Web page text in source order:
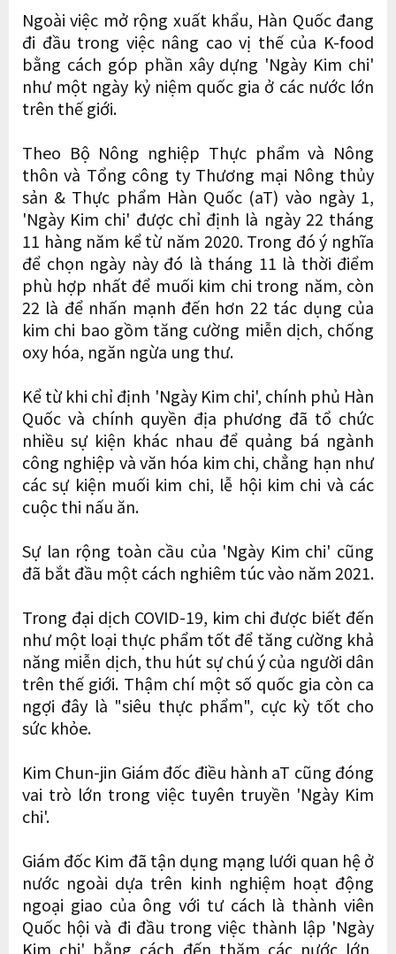
Ngoài việc mở rộng xuất khẩu, Hàn Quốc đang
đi đầu trong việc nâng cao vị thế của K-food
bằng cách góp phần xây dựng 'Ngày Kim chi'
như một ngày kỷ niệm quốc gia ở các nước lớn
trên thế giới.
Theo Bộ Nông nghiệp Thực phẩm và Nông
thôn và Tổng công ty Thương mại Nông thủy
sản & Thực phẩm Hàn Quốc (aT) vào ngày 1,
'Ngày Kim chi' được chỉ định là ngày 22 tháng
11 hàng năm kể từ năm 2020. Trong đó ý nghĩa
để chọn ngày này đó là tháng 11 là thời điểm
phù hợp nhất để muối kim chi trong năm, còn
22 là để nhấn mạnh đến hơn 22 tác dụng của
kim chi bao gồm tăng cường miễn dịch, chống
oxy hóa, ngăn ngừa ung thư.
Kể từ khi chỉ định 'Ngày Kim chi', chính phủ Hàn
Quốc và chính quyền địa phương đã tổ chức
nhiều sự kiện khác nhau để quảng bá ngành
công nghiệp và văn hóa kim chi, chẳng hạn như
các sự kiện muối kim chi, lễ hội kim chi và các
cuộc thi nấu ăn.
Sự lan rộng toàn cầu của 'Ngày Kim chi' cũng
đã bắt đầu một cách nghiêm túc vào năm 2021.
Trong đại dịch COVID-19, kim chi được biết đến
như một loại thực phẩm tốt để tăng cường khả
năng miễn dịch, thu hút sự chú ý của người dân
trên thế giới. Thậm chí một số quốc gia còn ca
ngợi đây là "siêu thực phẩm", cực kỳ tốt cho
sức khỏe.
Kim Chun-jin Giám đốc điều hành aT cũng đóng
vai trò lớn trong việc tuyên truyền 'Ngày Kim
chi'.
Giám đốc Kim đã tận dụng mạng lưới quan hệ ở
nước ngoài dựa trên kinh nghiệm hoạt động
ngoại giao của ông với tư cách là thành viên
Quốc hội và đi đầu trong việc thành lập 'Ngày
Kim chi' bằng cách đến thăm các nước lớn,